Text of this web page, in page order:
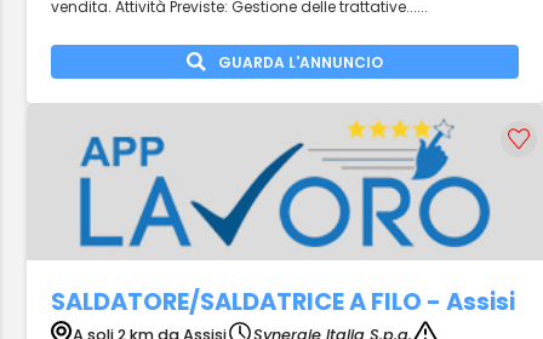
vendita. Attività Previste: Gestione delle trattative......
GUARDA L'ANNUNCIO
SALDATORE/SALDATRICE A FILO - Assisi
A soli 2 km da Assisi
Synergie Italia S.p.a.